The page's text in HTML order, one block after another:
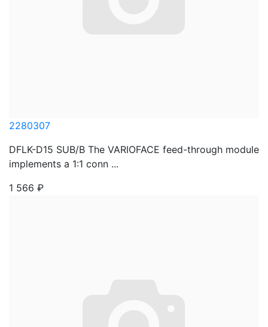
2280307
DFLK-D15 SUB/B The VARIOFACE feed-through module
implements a 1:1 conn ...
1 566 ₽